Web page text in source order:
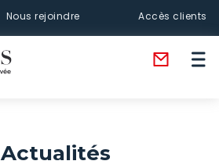
Nous rejoindre Accès clients
Actualités